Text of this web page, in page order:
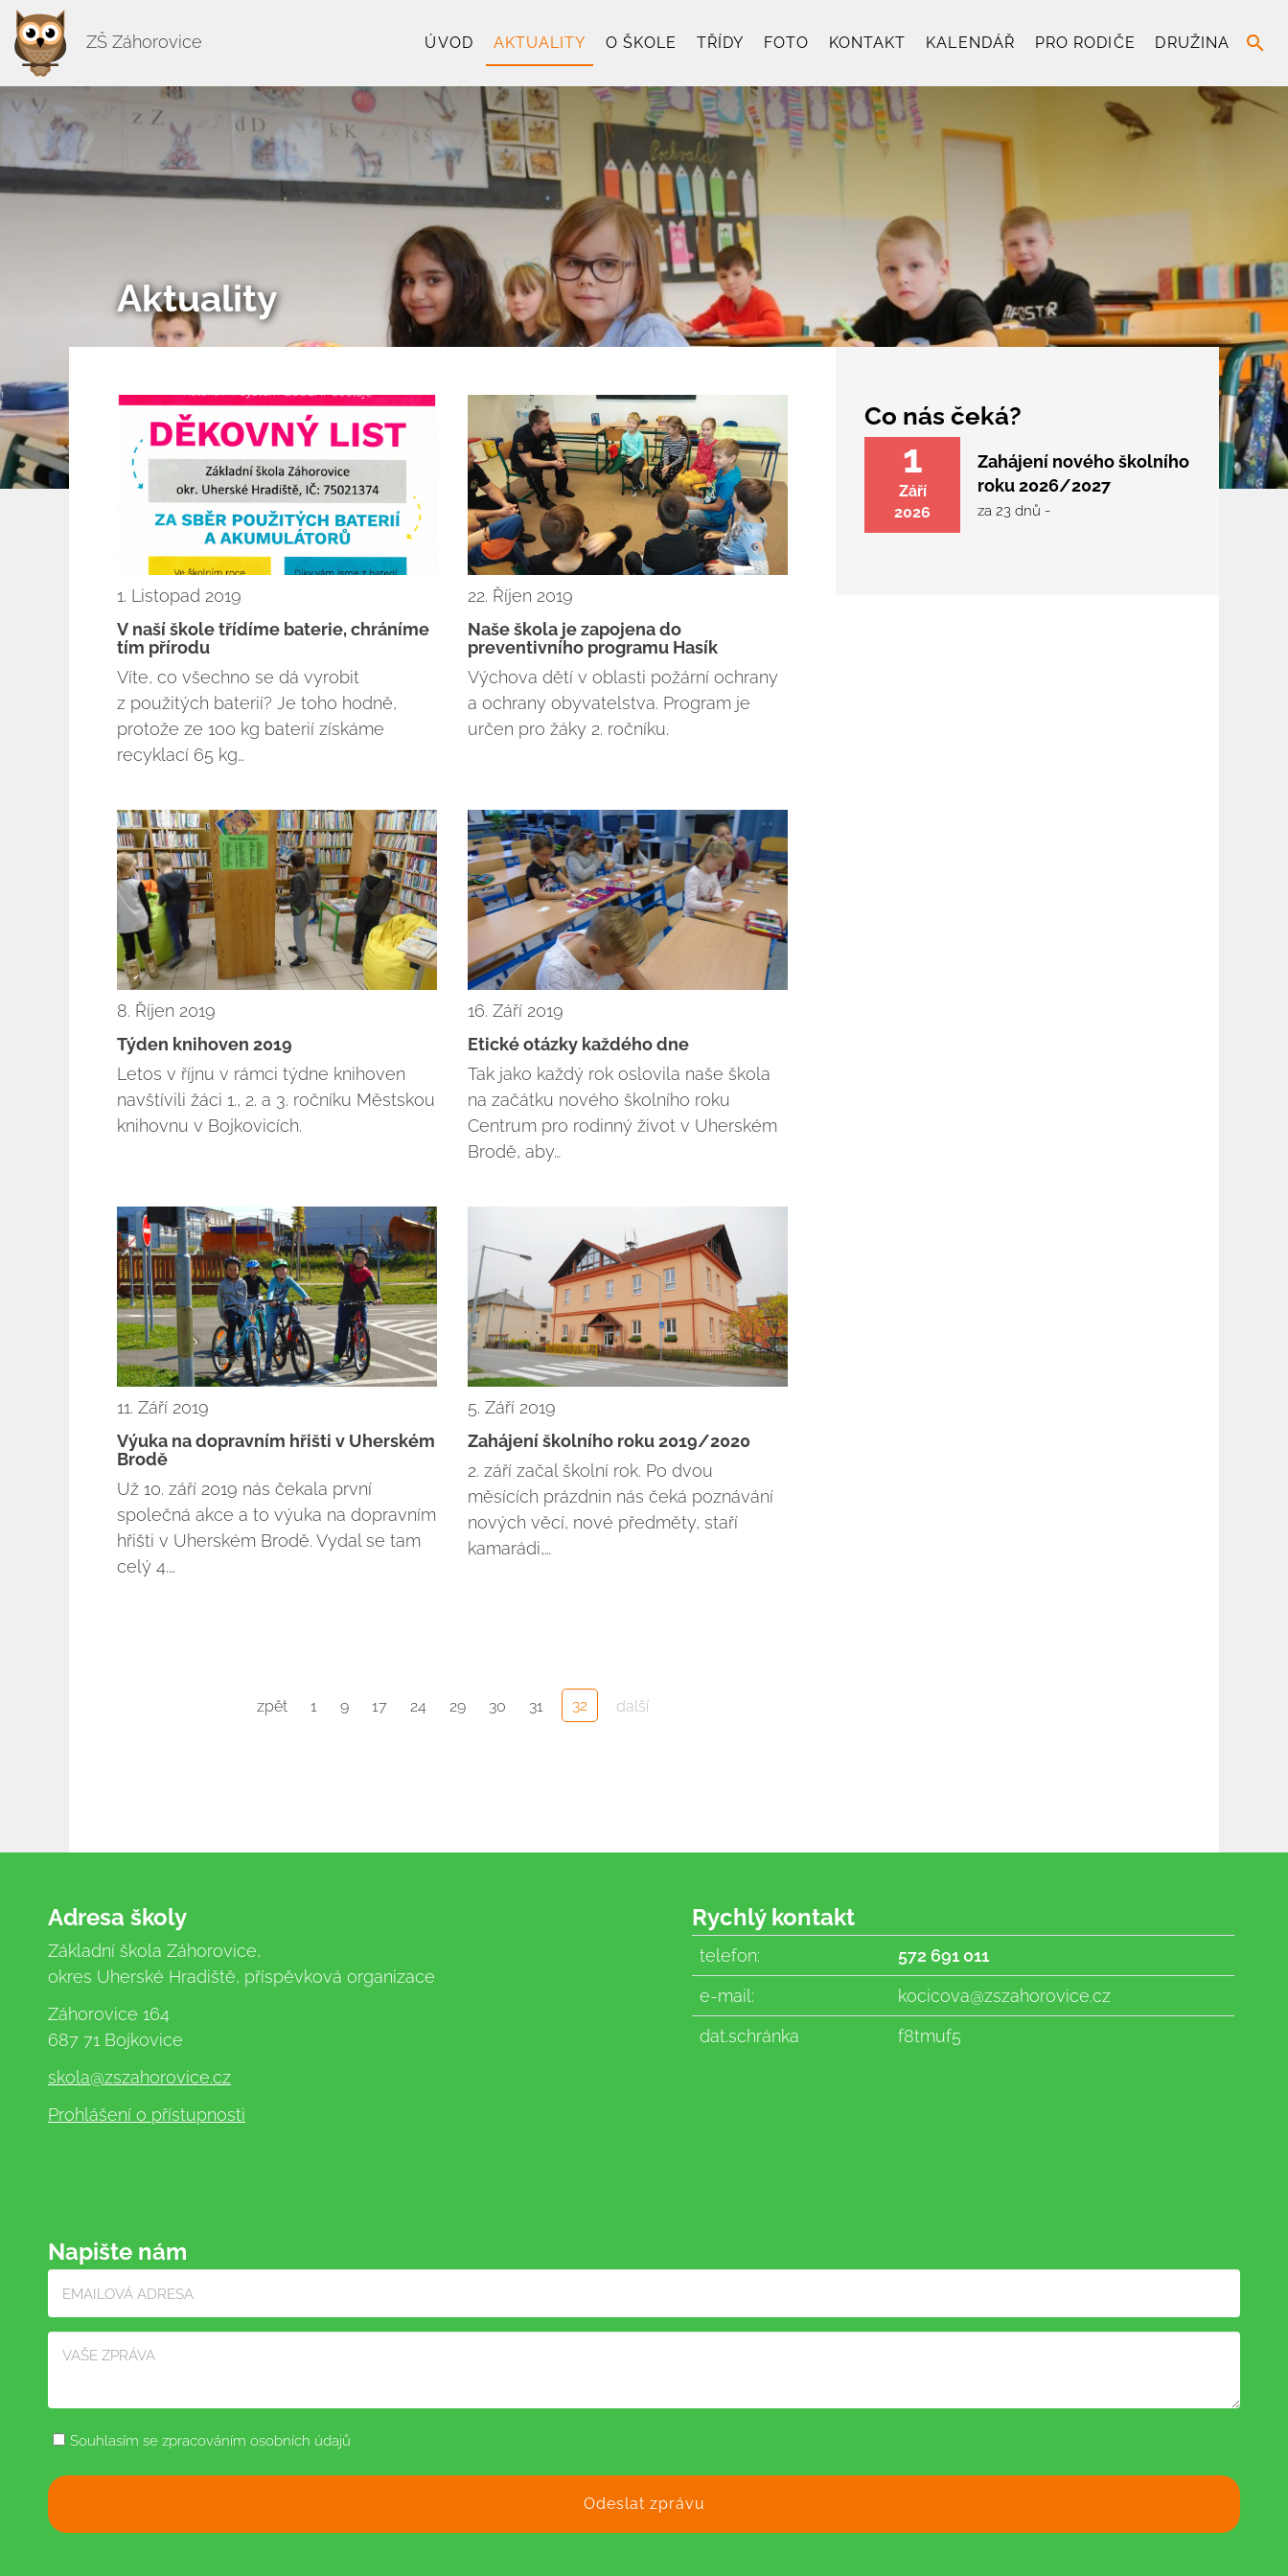
ZŠ Záhorovice ÚVOD AKTUALITY O ŠKOLE TŘÍDY FOTO KONTAKT KALENDÁŘ PRO RODIČE DRUŽINA search
Aktuality
1. Listopad 2019
V naší škole třídíme baterie, chráníme
tím přírodu
Víte, co všechno se dá vyrobit
z použitých baterií? Je toho hodně,
protože ze 100 kg baterií získáme
recyklací 65 kg…
22. Říjen 2019
Naše škola je zapojena do
preventivního programu Hasík
Výchova dětí v oblasti požární ochrany
a ochrany obyvatelstva. Program je
určen pro žáky 2. ročníku.
8. Říjen 2019
Týden knihoven 2019
Letos v říjnu v rámci týdne knihoven
navštívili žáci 1., 2. a 3. ročníku Městskou
knihovnu v Bojkovicích.
16. Září 2019
Etické otázky každého dne
Tak jako každý rok oslovila naše škola
na začátku nového školního roku
Centrum pro rodinný život v Uherském
Brodě, aby…
11. Září 2019
Výuka na dopravním hřišti v Uherském
Brodě
Už 10. září 2019 nás čekala první
společná akce a to výuka na dopravním
hřišti v Uherském Brodě. Vydal se tam
celý 4.…
5. Září 2019
Zahájení školního roku 2019/2020
2. září začal školní rok. Po dvou
měsících prázdnin nás čeká poznávání
nových věcí, nové předměty, staří
kamarádi,…
zpět 1 9 17 24 29 30 31 32 další
Co nás čeká?
1
Září
2026
Zahájení nového školního
roku 2026/2027
za 23 dnů -
Adresa školy
Základní škola Záhorovice,
okres Uherské Hradiště, příspěvková organizace
Záhorovice 164
687 71 Bojkovice
skola@zszahorovice.cz
Prohlášení o přístupnosti
Rychlý kontakt
telefon:
572 691 011
e-mail:
kocicova@zszahorovice.cz
dat.schránka
f8tmuf5
Napište nám
Souhlasím se zpracováním osobních údajů